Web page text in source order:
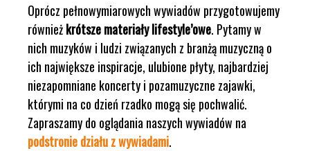
Oprócz pełnowymiarowych wywiadów przygotowujemy
równieżkrótsze materiały lifestyle’owe. Pytamy w
nich muzyków i ludzi związanych z branżą muzyczną o
ich największe inspiracje, ulubione płyty, najbardziej
niezapomniane koncerty i pozamuzyczne zajawki,
którymi na co dzień rzadko mogą się pochwalić.
Zapraszamy do oglądania naszych wywiadów na
podstronie działu z wywiadami.